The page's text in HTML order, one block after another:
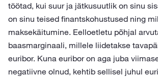
töötad, kui suur ja jätkusuutlik on sinu
on sinu teised finantskohustused ning
maksekäitumine. Eelloetletu põhjal
baasmarginaali, millele liidetakse
euribor. Kuna euribor on aga juba
negatiivne olnud, kehtib sellisel juhul